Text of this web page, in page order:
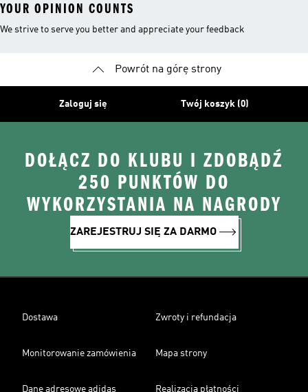
YOUR OPINION COUNTS
We strive to serve you better and appreciate your feedback
Powrót na górę strony
Zaloguj się Twój koszyk (0)
DOŁĄCZ DO KLUBU I ZDOBĄDŹ
250 PUNKTÓW DO
WYKORZYSTANIA NA NAGRODY
ZAREJESTRUJ SIĘ ZA DARMO
Dostawa Zwroty i refundacja
Monitorowanie zamówienia Mapa strony
Dane adresowe adidas Realizacja płatności